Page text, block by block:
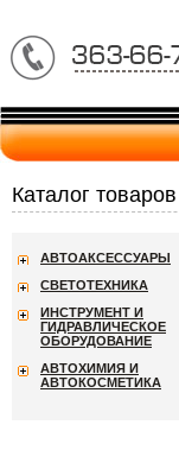
Каталог товаров
АВТОАКСЕССУАРЫ
СВЕТОТЕХНИКА
ИНСТРУМЕНТ И
ГИДРАВЛИЧЕСКОЕ
ОБОРУДОВАНИЕ
АВТОХИМИЯ И
АВТОКОСМЕТИКА